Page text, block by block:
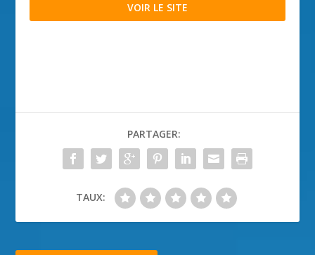
VOIR LE SITE
PARTAGER:
TAUX: